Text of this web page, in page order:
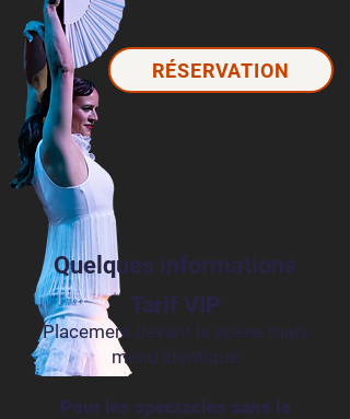
Quelques informations
Tarif VIP
Placement devant la scène mais
menu identique
Pour les spectacles sans le
RÉSERVATION